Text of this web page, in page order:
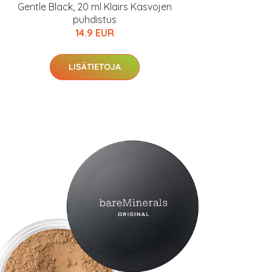
Gentle Black, 20 ml Klairs Kasvojen
puhdistus
14.9 EUR
LISÄTIETOJA